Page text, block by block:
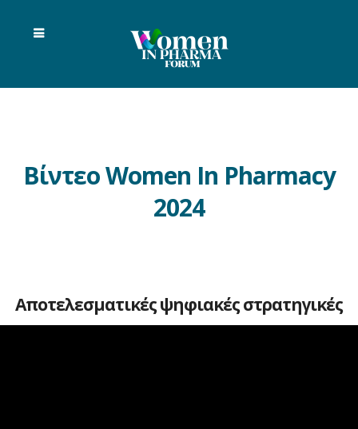
Βίντεο Women In Pharmacy
2024
Αποτελεσματικές ψηφιακές στρατηγικές